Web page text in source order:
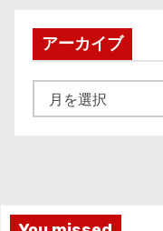
アーカイブ
ー